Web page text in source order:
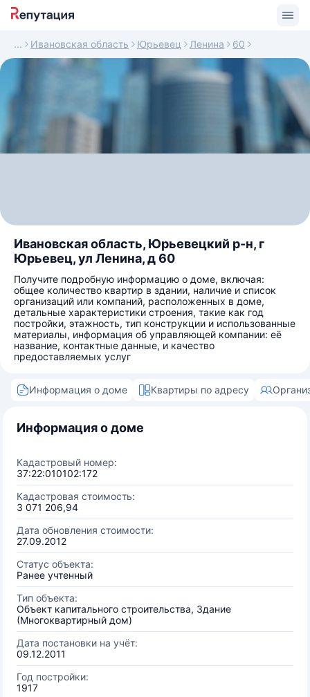
Ивановская область Юрьевец Ленина 60
Ивановская область, Юрьевецкий р-н, г
Юрьевец, ул Ленина, д 60
Получите подробную информацию о доме, включая:
общее количество квартир в здании, наличие и список
организаций или компаний, расположенных в доме,
детальные характеристики строения, такие как год
постройки, этажность, тип конструкции и использованные
материалы, информация об управляющей компании: её
название, контактные данные, и качество
предоставляемых услуг
Информация о доме Квартиры по адресу
Информация о доме
Кадастровый номер:
37:22:010102:172
Кадастровая стоимость:
3 071 206,94
Дата обновления стоимости:
27.09.2012
Статус объекта:
Ранее учтенный
Тип объекта:
Объект капитального строительства, Здание
(Многоквартирный дом)
Дата постановки на учёт:
09.12.2011
Год постройки:
1917